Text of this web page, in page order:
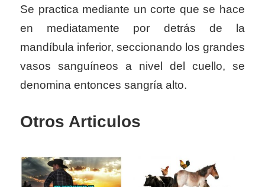
Se practica mediante un corte que se hace
en mediatamente por detrás de la
mandíbula inferior, seccionando los grandes
vasos sanguíneos a nivel del cuello, se
denomina entonces sangría alto.
Otros Articulos